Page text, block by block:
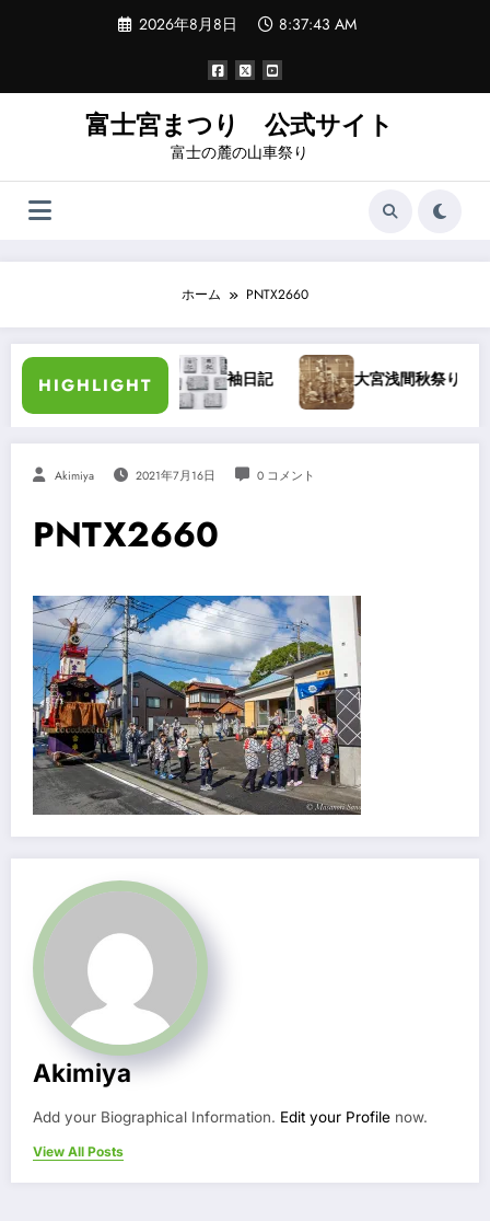
ツ
2026年8月8日 8:37:44 AM
富士宮まつり 公式サイト
富士の麓の山車祭り
ホーム PNTX2660
HIGHLIGHT
郎氏講演 袖日記 大宮浅間秋祭り・大宮祭り
Akimiya 2021年7月16日 0 コメント
PNTX2660
Akimiya
Add your Biographical Information. Edit your Profile now.
View All Posts